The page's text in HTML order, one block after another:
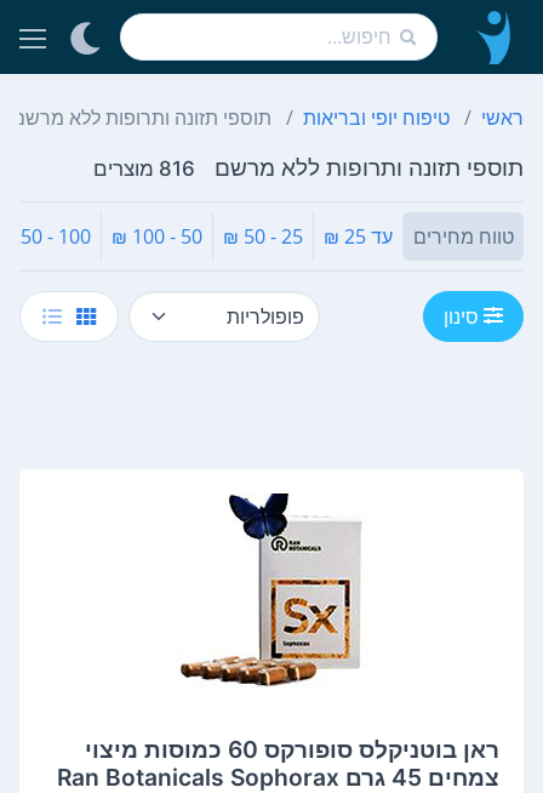
ראשי טיפוח יופי ובריאות תוספי תזונה ותרופות ללא מרשם
תוספי תזונה ותרופות ללא מרשם 816 מוצרים
טווח מחירים עד 25 ₪ 25 - 50 ₪
50 - 100 ₪
100 - 250 ₪
סינון
ראן בוטניקלס סופורקס 60 כמוסות מיצוי
צמחים 45 גרם Ran Botanicals Sophorax